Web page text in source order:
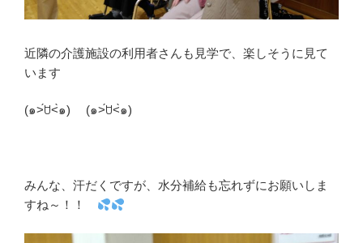
近隣の介護施設の利用者さんも見学で、楽しそうに見て
います
(๑˃́ꇴ˂̀๑) (๑˃́ꇴ˂̀๑)
みんな、汗だくですが、水分補給も忘れずにお願いしま
すね～！！